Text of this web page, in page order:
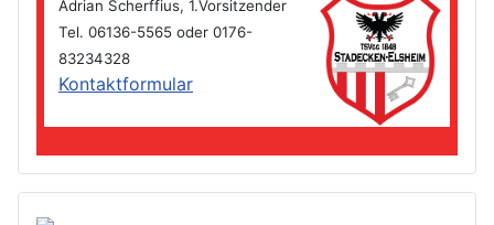
Adrian Scherffius, 1.Vorsitzender
Tel. 06136-5565 oder 0176-
83234328
Kontaktformular